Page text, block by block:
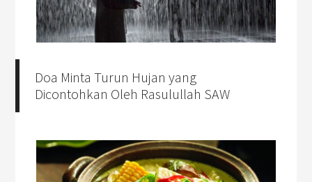
Doa Minta Turun Hujan yang
Dicontohkan Oleh Rasulullah SAW